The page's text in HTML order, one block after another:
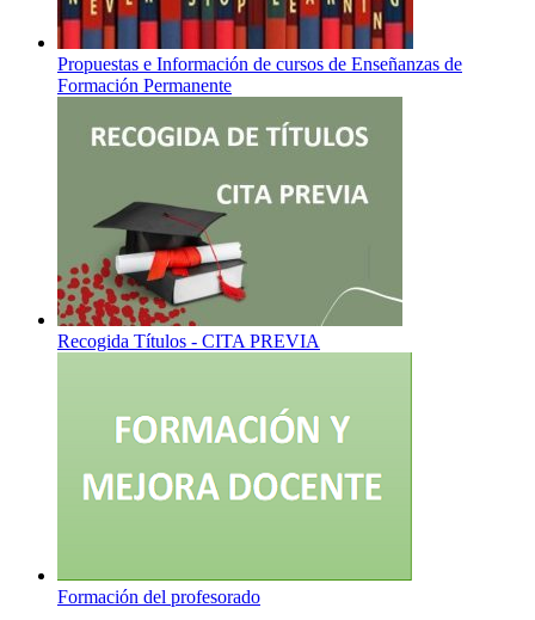
Propuestas e Información de cursos de Enseñanzas de
Formación Permanente
Recogida Títulos - CITA PREVIA
Formación del profesorado